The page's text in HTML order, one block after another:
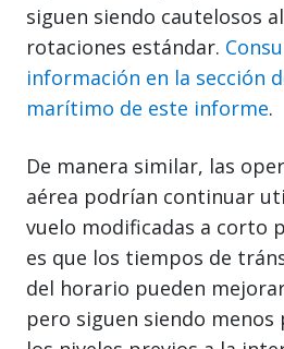
siguen siendo cautelosos
rotaciones estándar.
información en la sección
marítimo de este informe.
De manera similar, las
aérea podrían continuar
vuelo modificadas a corto
es que los tiempos de
del horario pueden
pero siguen siendo menos